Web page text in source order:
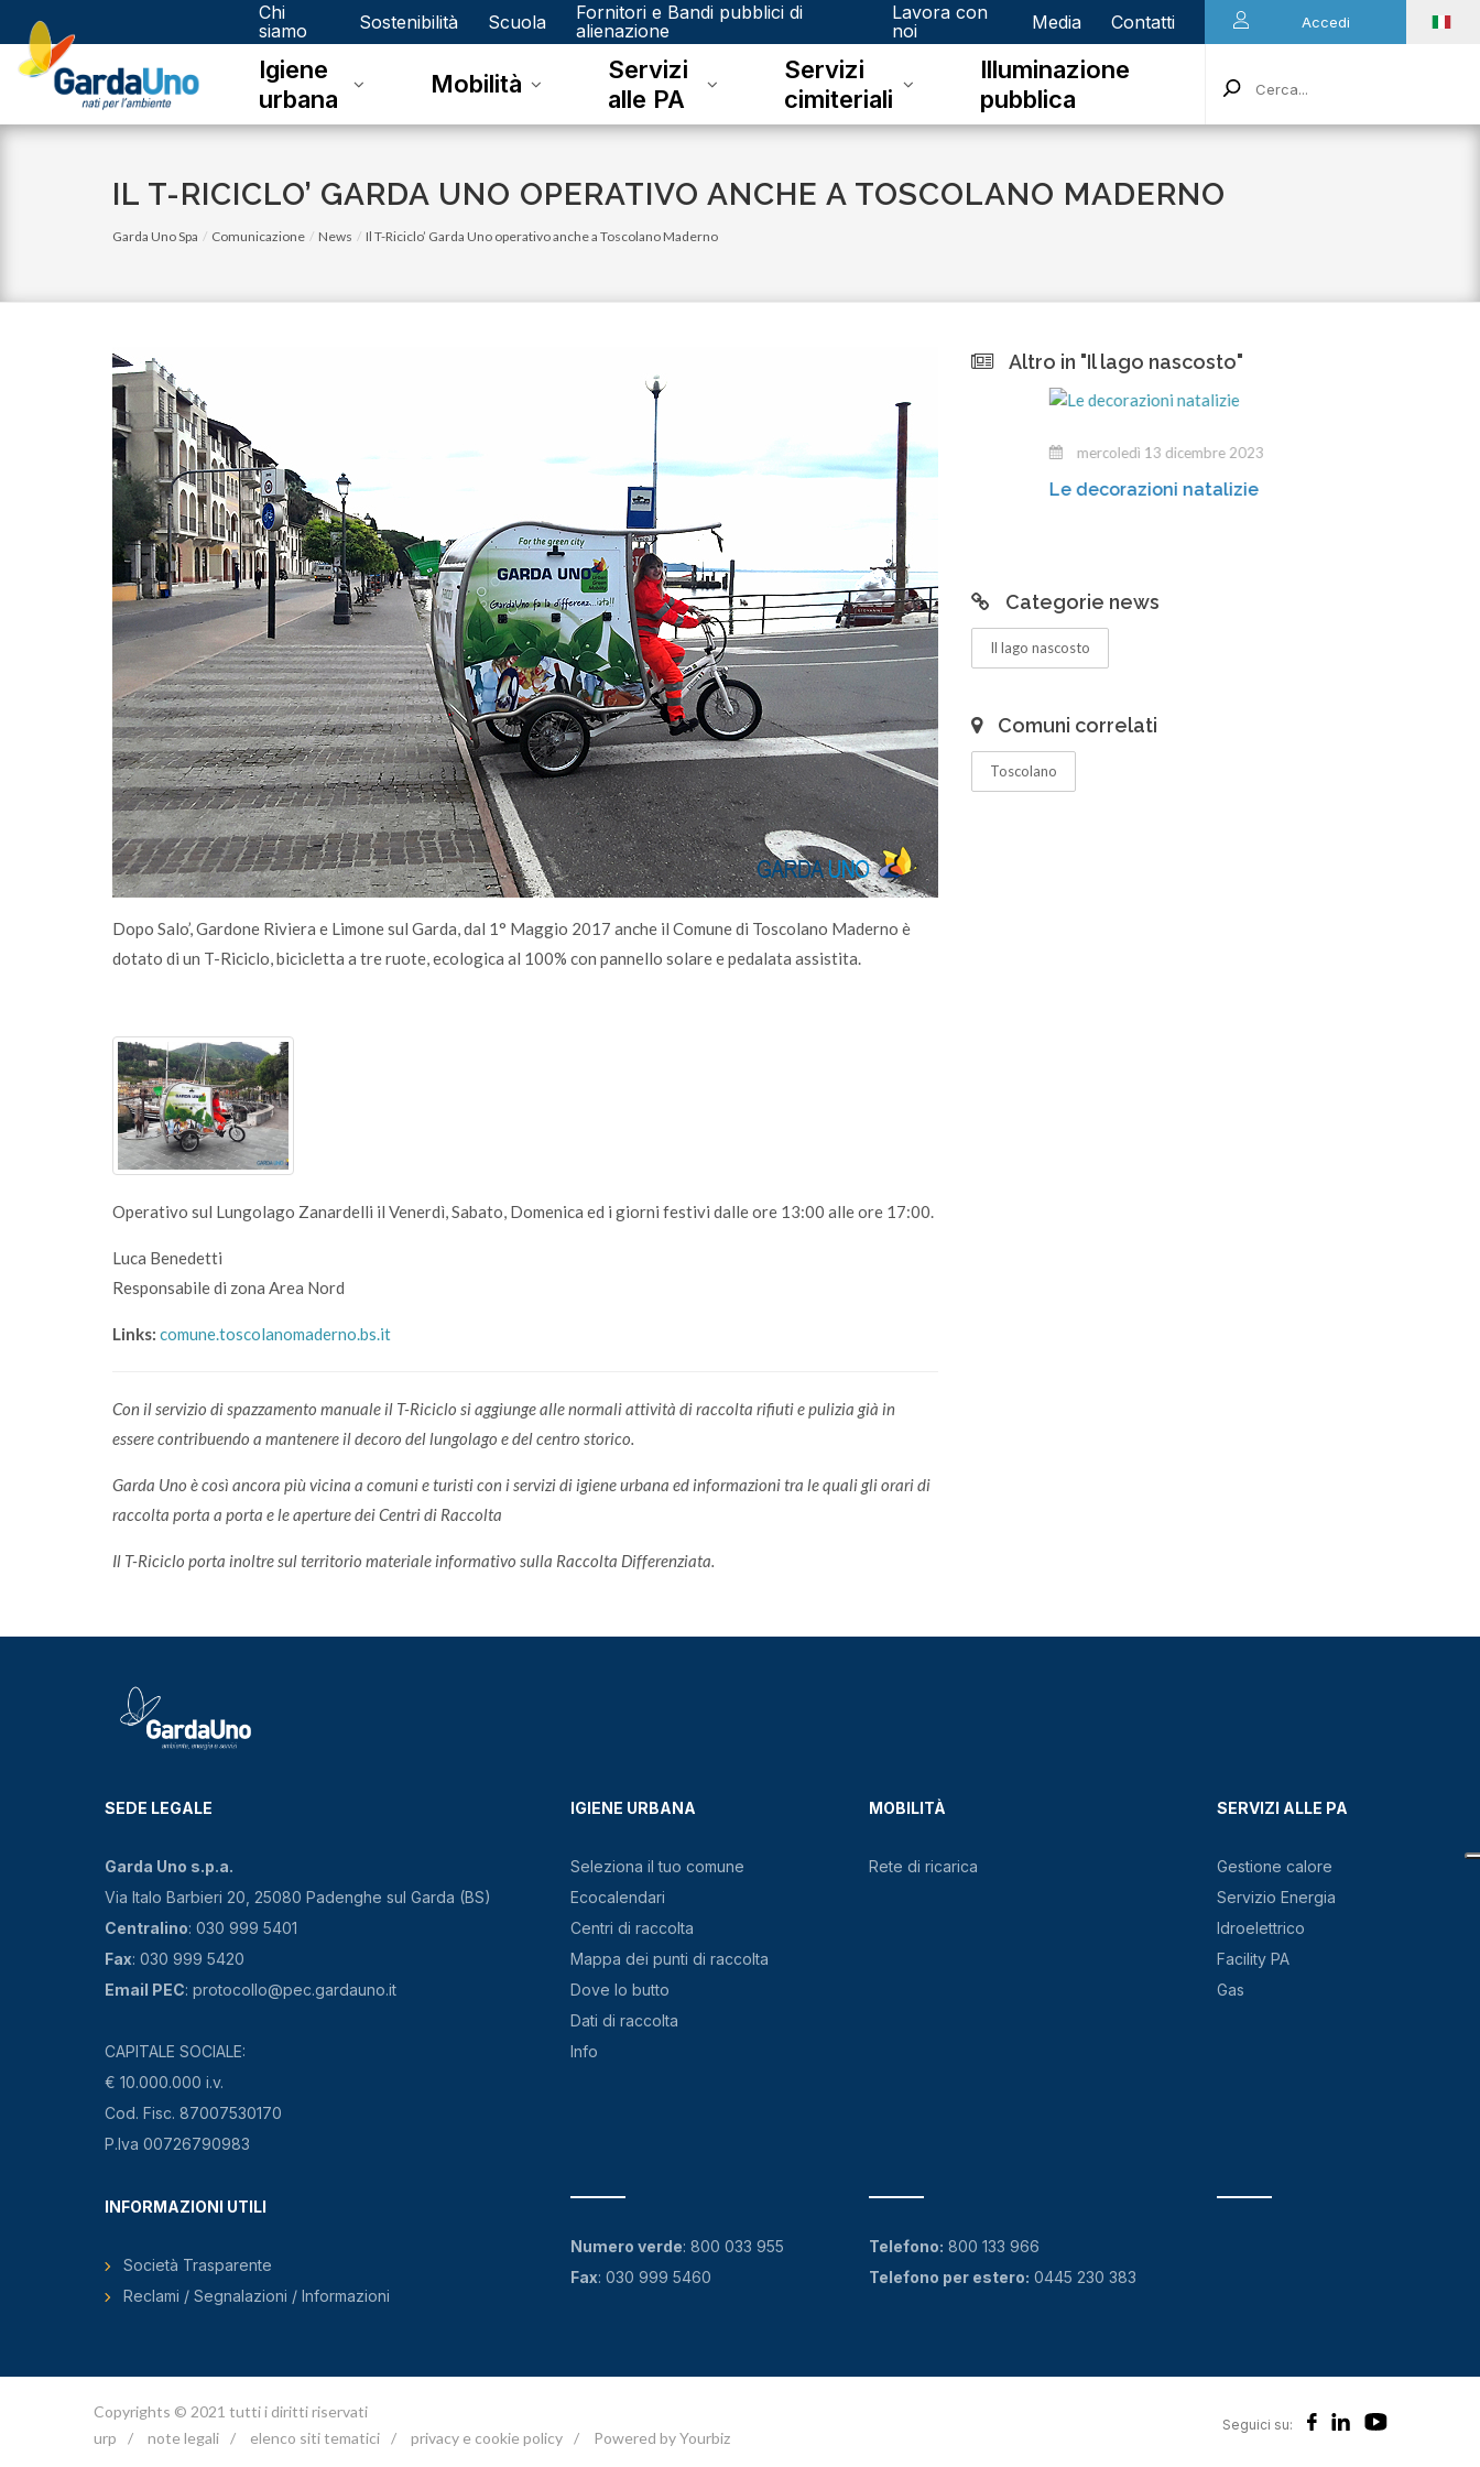
Gardauno
Spa
Chi
siamo
Sostenibilità Scuola
Fornitori e Bandi pubblici di
alienazione
Lavora con
noi
Media Contatti Accedi
Igiene
urbana
Mobilità
Servizi
alle PA
Servizi
cimiteriali
Illuminazione
pubblica
IL T-RICICLO’ GARDA UNO OPERATIVO ANCHE A TOSCOLANO MADERNO
Garda Uno Spa Comunicazione News Il T-Riciclo’ Garda Uno operativo anche a Toscolano Maderno
Dopo Salo’, Gardone Riviera e Limone sul Garda, dal 1° Maggio 2017 anche il Comune di Toscolano Maderno è
dotato di un T-Riciclo, bicicletta a tre ruote, ecologica al 100% con pannello solare e pedalata assistita.
Operativo sul Lungolago Zanardelli il Venerdì, Sabato, Domenica ed i giorni festivi dalle ore 13:00 alle ore 17:00.
Luca Benedetti
Responsabile di zona Area Nord
Links: comune.toscolanomaderno.bs.it
Con il servizio di spazzamento manuale il T-Riciclo si aggiunge alle normali attività di raccolta rifiuti e pulizia già in
essere contribuendo a mantenere il decoro del lungolago e del centro storico.
Garda Uno è così ancora più vicina a comuni e turisti con i servizi di igiene urbana ed informazioni tra le quali gli orari di
raccolta porta a porta e le aperture dei Centri di Raccolta
Il T-Riciclo porta inoltre sul territorio materiale informativo sulla Raccolta Differenziata.
Altro in "Il lago nascosto"
venerdì 03 novembre 2023
Eco Calendario 2023 Dello - Novembre
venerdì 15 dicembre 2023
Junker e il riconoscimento fotografico
mercoledì 13 dicembre 2023
Le decorazioni natalizie
Categorie news
Il lago nascosto
Comuni correlati
Toscolano
SEDE LEGALE
Garda Uno s.p.a.
Via Italo Barbieri 20, 25080 Padenghe sul Garda (BS)
Centralino: 030 999 5401
Fax: 030 999 5420
Email PEC: protocollo@pec.gardauno.it
CAPITALE SOCIALE:
€ 10.000.000 i.v.
Cod. Fisc. 87007530170
P.Iva 00726790983
IGIENE URBANA
Seleziona il tuo comune
Ecocalendari
Centri di raccolta
Mappa dei punti di raccolta
Dove lo butto
Dati di raccolta
Info
MOBILITÀ
Rete di ricarica
SERVIZI ALLE PA
Gestione calore
Servizio Energia
Idroelettrico
Facility PA
Gas
INFORMAZIONI UTILI
Società Trasparente
Reclami / Segnalazioni / Informazioni
Numero verde:800 033 955
Fax: 030 999 5460
Telefono: 800 133 966
Telefono per estero: 0445 230 383
Copyrights © 2021 tutti i diritti riservati
urp
/ note legali / elenco siti tematici / privacy e cookie policy / Powered by Yourbiz
Seguici su: